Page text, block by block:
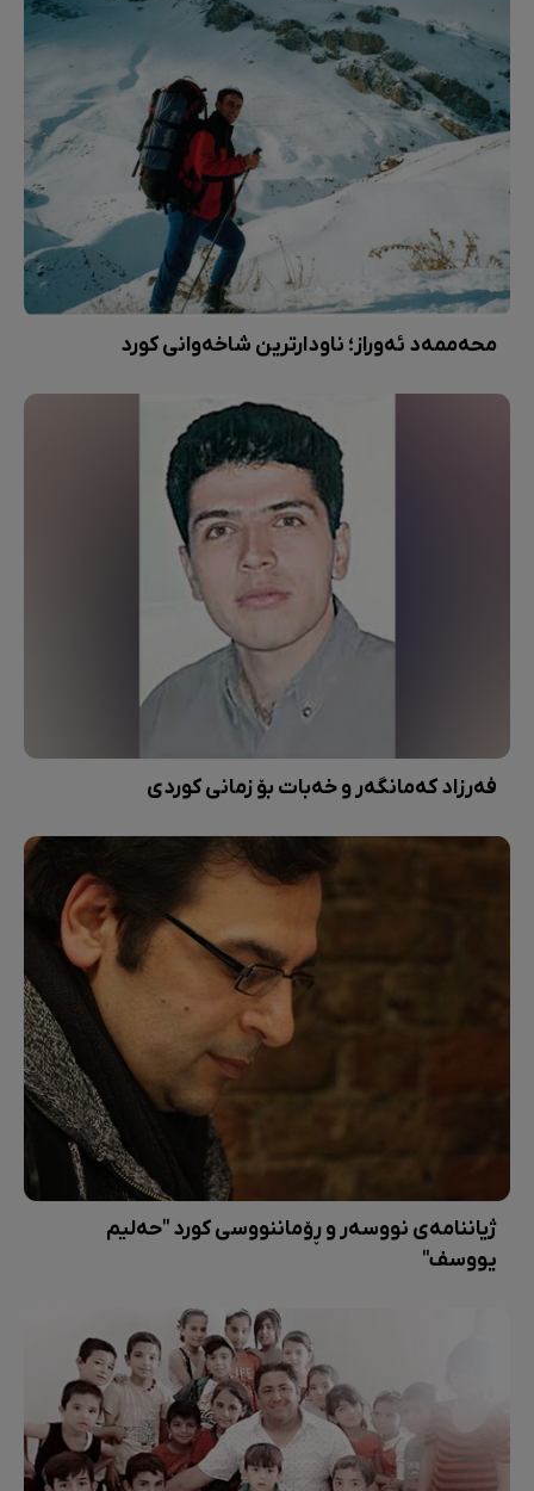
محەممەد ئەوراز؛ ناودارترین شاخەوانی کورد
فەرزاد کەمانگەر و خەبات بۆ زمانی کوردی
ژیاننامەی نووسەر و ڕۆماننووسی کورد "حەلیم
یووسف"